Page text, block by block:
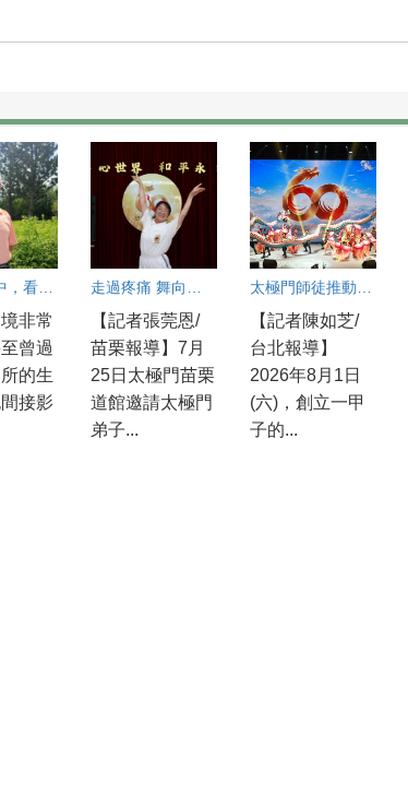
在轉念之中，看見更寬廣的人生
非常
曾過
的生
接影
【記者張莞恩/
苗栗報導】7月
25日太極門苗栗
道館邀請太極門
弟子...
【記者陳如芝/
台北報導】
2026年8月1日
(六)，創立一甲
子的...